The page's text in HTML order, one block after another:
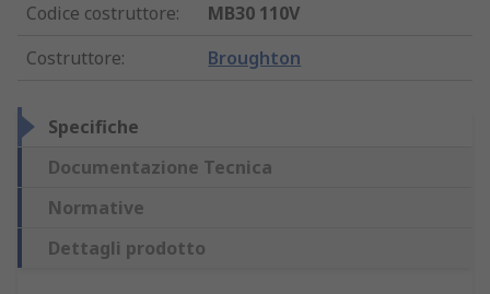
Codice costruttore:
MB30 110V
Costruttore: Broughton
Specifiche
Documentazione Tecnica
Normative
Dettagli prodotto